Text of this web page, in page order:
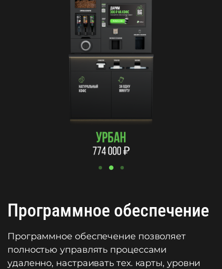
Программное обеспечение
Программное обеспечение позволяет
полностью управлять процессами
удаленно, настраивать тех. карты, уровни